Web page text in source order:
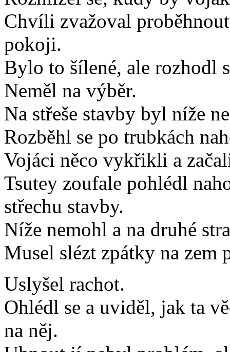
Chvíli zvažoval
pokoji.
Bylo to šílené, ale rozhodl
Neměl na výběr.
Na střeše stavby byl níže
Rozběhl se po trubkách
Vojáci něco vykřikli a
Tsutey zoufale pohlédl
střechu stavby.
Níže nemohl a na druhé
Musel slézt zpátky na zem
Uslyšel rachot.
Ohlédl se a uviděl, jak ta
na něj.